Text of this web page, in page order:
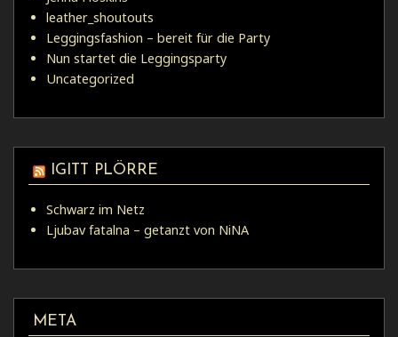
leather_shoutouts
Leggingsfashion – bereit für die Party
Nun startet die Leggingsparty
Uncategorized
IGITT PLÖRRE
Schwarz im Netz
Ljubav fatalna – getanzt von NiNA
META